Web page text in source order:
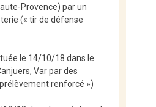
Provence) par un
(« tir de défense
le 14/10/18 dans le
Var par des
renforcé »)